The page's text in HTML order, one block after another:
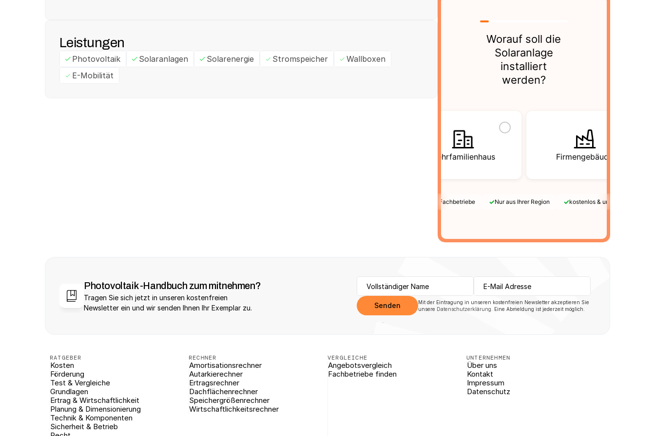
Leistungen
Photovoltaik Solaranlagen Solarenergie Stromspeicher
Wallboxen
E-Mobilität
Worauf soll die
Solaranlage
installiert
werden?
Mehrfamilienhaus Firmengebäude
Geprüfte Fachbetriebe ✓Nur aus Ihrer Region ✓kostenlos & unverbindlich
Photovoltaik -Handbuch zum mitnehmen?
Tragen Sie sich jetzt in unseren kostenfreien
Newsletter ein und wir senden Ihnen Ihr Exemplar zu.
Senden
Mit der Eintragung in unseren kostenfreien Newsletter akzeptieren Sie
unsere Datenschutzerklärung . Eine Abmeldung ist jederzeit möglich.
RATGEBER
Kosten
Förderung
Test & Vergleiche
Grundlagen
Ertrag & Wirtschaftlichkeit
Planung & Dimensionierung
Technik & Komponenten
Sicherheit & Betrieb
RECHNER
Amortisationsrechner
Autarkierechner
Ertragsrechner
Dachflächenrechner
Speichergrößenrechner
Wirtschaftlichkeitsrechner
VERGLEICHE
Angebotsvergleich
Fachbetriebe finden
UNTERNEHMEN
Über uns
Kontakt
Impressum
Datenschutz